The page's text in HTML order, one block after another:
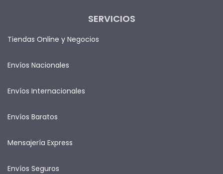
SERVICIOS
Tiendas Online y Negocios
Envíos Nacionales
Envíos Internacionales
Envíos Baratos
Mensajería Express
Envíos Seguros